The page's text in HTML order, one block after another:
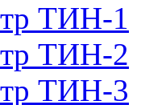
ТИН-1
ТИН-2
ТИН-3